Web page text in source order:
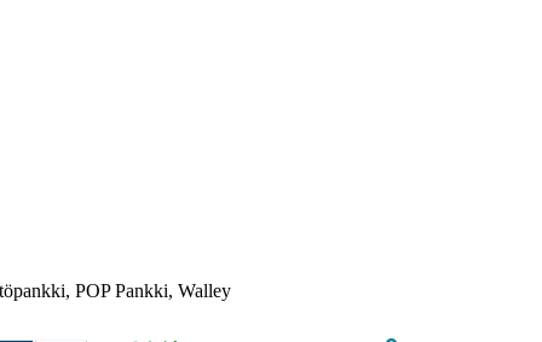
POP Pankki, Walley